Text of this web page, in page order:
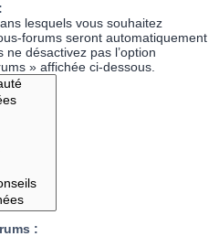
lesquels vous souhaitez
forums seront automatiquement
désactivez pas l’option
» affichée ci-dessous.
: